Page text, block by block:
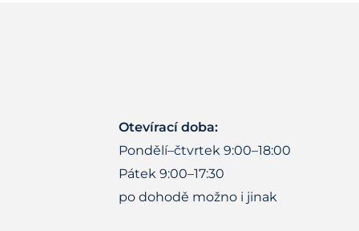
Otevírací doba:
Pondělí–čtvrtek 9:00–18:00
Pátek 9:00–17:30
po dohodě možno i jinak